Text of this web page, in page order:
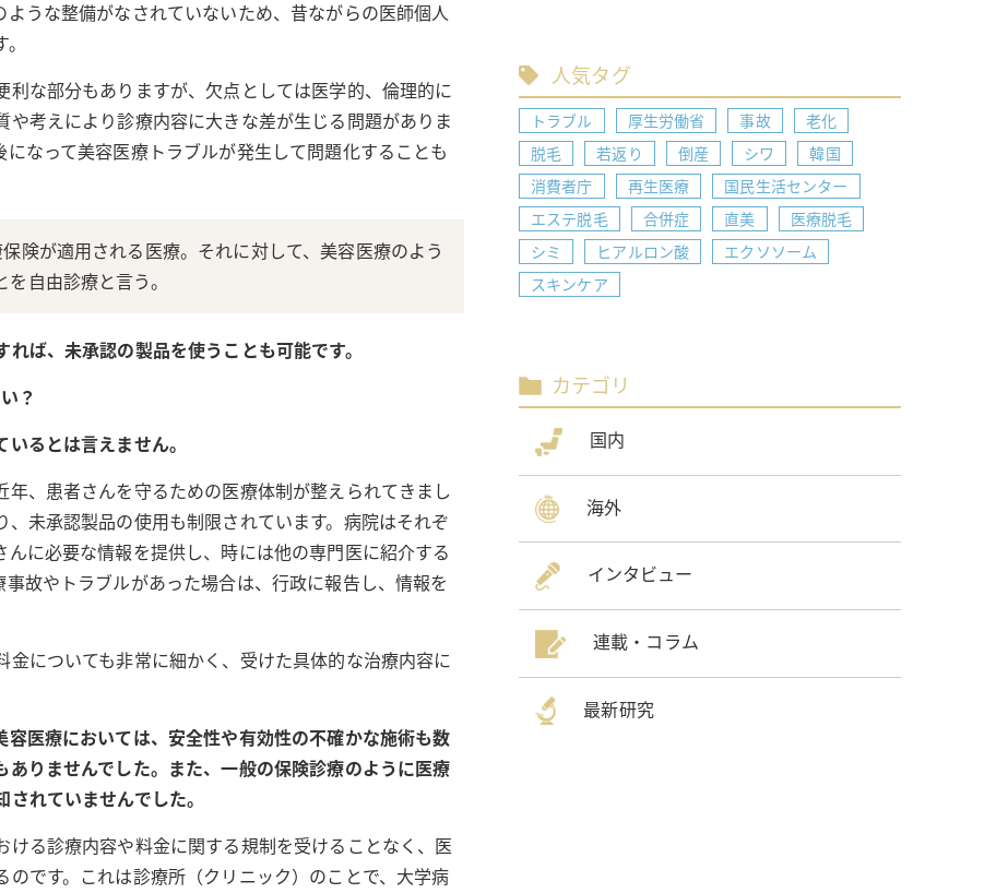
うな整備がなされていないため、昔ながらの医師個人
な部分もありますが、欠点としては医学的、倫理的に
考えにより診療内容に大きな差が生じる問題がありま
なって美容医療トラブルが発生して問題化することも
険が適用される医療。それに対して、美容医療のよう
自由診療と言う。
ば、未承認の製品を使うことも可能です。
？
るとは言えません。
、患者さんを守るための医療体制が整えられてきまし
未承認製品の使用も制限されています。病院はそれぞ
に必要な情報を提供し、時には他の専門医に紹介する
故やトラブルがあった場合は、行政に報告し、情報を
についても非常に細かく、受けた具体的な治療内容に
医療においては、安全性や有効性の不確かな施術も数
りませんでした。また、一般の保険診療のように医療
れていませんでした。
る診療内容や料金に関する規制を受けることなく、医
です。これは診療所（クリニック）のことで、大学病
人気タグ
トラブル 厚生労働省 事故
老化
脱毛
若返り 倒産 シワ
韓国
消費者庁
再生医療
国民生活センター
エステ脱毛
合併症 直美
医療脱毛
シミ
ヒアルロン酸
エクソソーム
スキンケア
カテゴリ
国内
海外
インタビュー
連載・コラム
最新研究